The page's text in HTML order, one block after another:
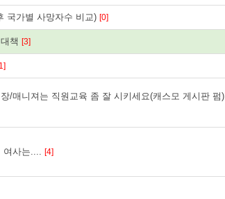
국가별 사망자수 비교) [0]
책 [3]
/매니져는 직원교육 좀 잘 시키세요(캐스모 게시판 펌)
여사는.... [4]